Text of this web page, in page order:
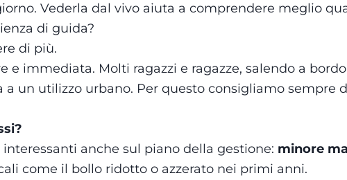
Vederla dal vivo aiuta a comprendere meglio
di guida?
di più.
e immediata. Molti ragazzi e ragazze, salendo a
un utilizzo urbano. Per questo consigliamo sempre
anche sul piano della gestione: minore
come il bollo ridotto o azzerato nei primi anni.